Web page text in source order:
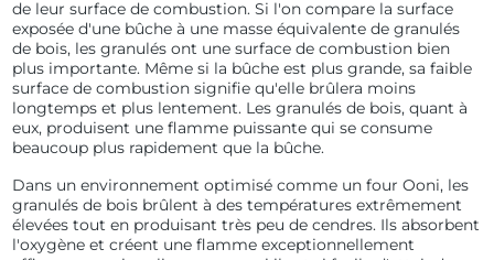
de leur surface de combustion. Si l'on compare la surface
exposée d'une bûche à une masse équivalente de granulés
de bois, les granulés ont une surface de combustion bien
plus importante. Même si la bûche est plus grande, sa faible
surface de combustion signifie qu'elle brûlera moins
longtemps et plus lentement. Les granulés de bois, quant à
eux, produisent une flamme puissante qui se consume
beaucoup plus rapidement que la bûche.
Dans un environnement optimisé comme un four Ooni, les
granulés de bois brûlent à des températures extrêmement
élevées tout en produisant très peu de cendres. Ils absorbent
l'oxygène et créent une flamme exceptionnellement